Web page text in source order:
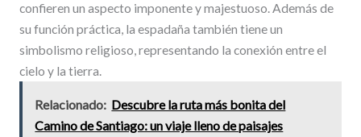
confieren un aspecto imponente y majestuoso. Además de
su función práctica, la espadaña también tiene un
simbolismo religioso, representando la conexión entre el
cielo y la tierra.
Relacionado: Descubre la ruta más bonita del
Camino de Santiago: un viaje lleno de paisajes